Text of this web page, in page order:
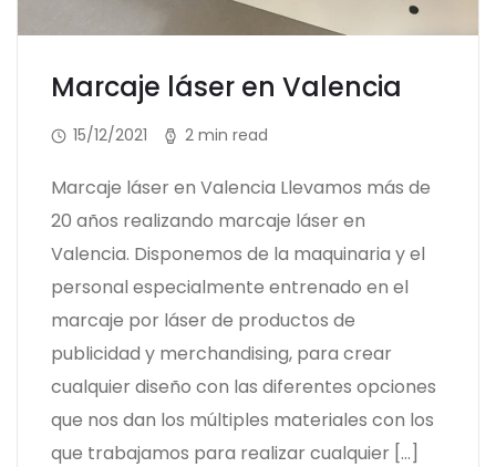
Marcaje láser en Valencia
15/12/2021 2 min read
Marcaje láser en Valencia Llevamos más de
20 años realizando marcaje láser en
Valencia. Disponemos de la maquinaria y el
personal especialmente entrenado en el
marcaje por láser de productos de
publicidad y merchandising, para crear
cualquier diseño con las diferentes opciones
que nos dan los múltiples materiales con los
que trabajamos para realizar cualquier […]